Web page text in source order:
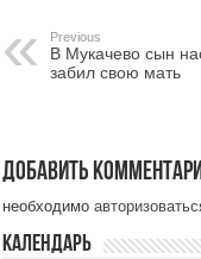
Previous
В Мукачево сын
забил свою мать
Добавить
необходимо
Календарь